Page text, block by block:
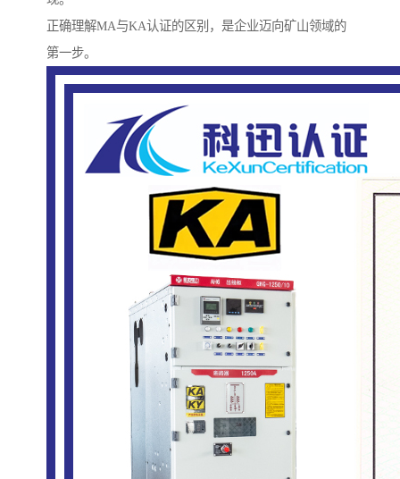
正确理解MA与KA认证的区别，是企业迈向矿山领域的
第一步。